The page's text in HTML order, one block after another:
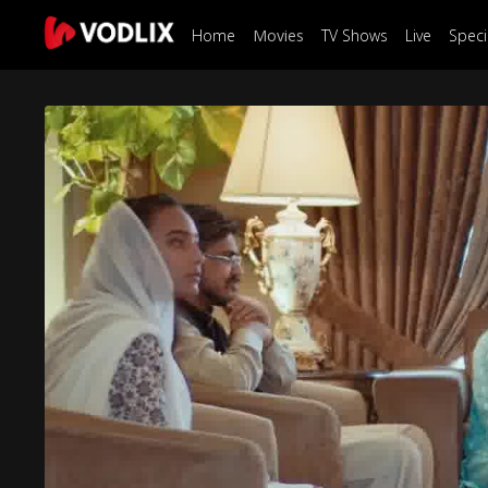
Home Movies TV Shows Live